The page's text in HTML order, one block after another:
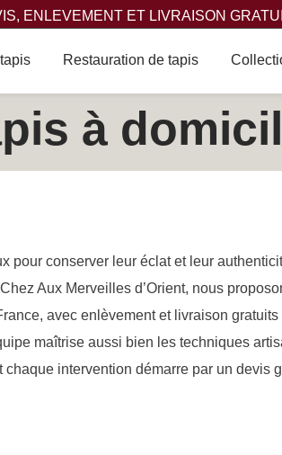
ENLEVEMENT ET LIVRAISON
Restauration de tapis
à
pour conserver leur éclat et leur
Aux Merveilles d’Orient, nous
avec enlèvement et livraison gratuits
maîtrise aussi bien les techniques
intervention démarre par un devis